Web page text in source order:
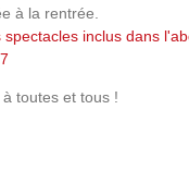
:
les infos sur les
à la rentrée.
spectacles inclus dans
à toutes et tous !